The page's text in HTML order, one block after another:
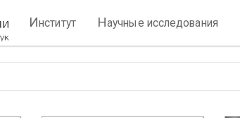
Институт Научные исследования